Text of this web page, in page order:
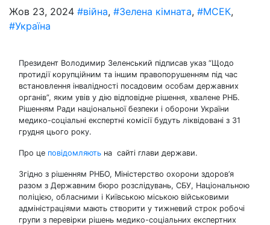
Жов 23, 2024 #війна, #Зелена кімната, #МСЕК,
#Україна
Президент Володимир Зеленський підписав указ “Щодо
протидії корупційним та іншим правопорушенням під час
встановлення інвалідності посадовим особам державних
органів”, яким увів у дію відповідне рішення, хвалене РНБ.
Рішенням Ради національної безпеки і оборони України
медико-соціальні експертні комісії будуть ліквідовані з 31
грудня цього року.
Про це повідомляють на сайті глави держави.
Згідно з рішенням РНБО, Міністерство охорони здоров’я
разом з Державним бюро розслідувань, СБУ, Національною
поліцією, обласними і Київською міською військовими
адміністраціями мають створити у тижневий строк робочі
групи з перевірки рішень медико-соціальних експертних